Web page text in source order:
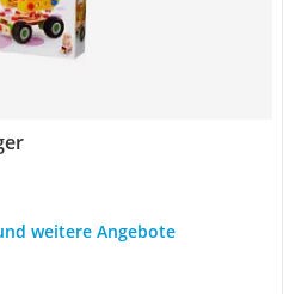
weitere Angebote